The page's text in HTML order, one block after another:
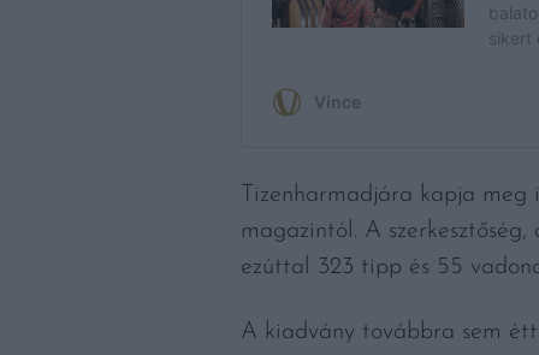
Tizenharmadjára kapja
magazintól. A
ezúttal 323 tipp és 55
A kiadvány továbbra sem